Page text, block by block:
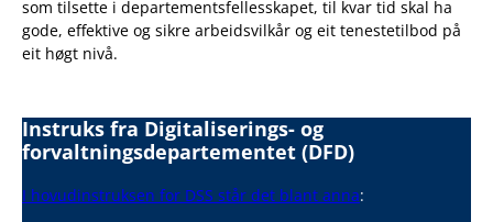
som tilsette i departementsfellesskapet, til kvar tid skal ha
gode, effektive og sikre arbeidsvilkår og eit tenestetilbod på
eit høgt nivå.
Instruks fra Digitaliserings- og
forvaltningsdepartementet (DFD)
I hovudinstruksen for DSS står det blant anna: